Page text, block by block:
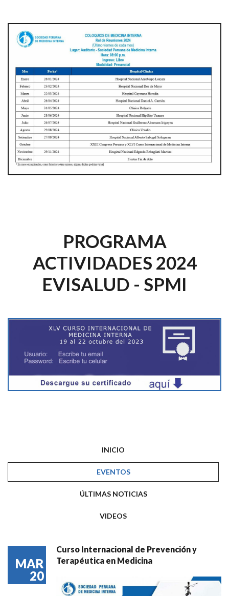
PROGRAMA
ACTIVIDADES 2024
EVISALUD - SPMI
INICIO
EVENTOS
ÚLTIMAS NOTICIAS
VIDEOS
MAR
20
Curso Internacional de Prevención y
Terapéutica en Medicina